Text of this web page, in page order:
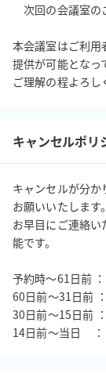
次回の会議室の
本会議室はご利用
提供が可能となっ
ご理解の程よろ
キャンセルポリ
キャンセルが分
お願いいたします。
お早目にご連絡
能です。
予約時〜61日前
60日前〜31日前
30日前〜15日前
14日前〜当日